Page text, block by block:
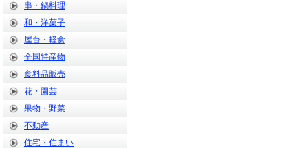
串・鍋料理
和・洋菓子
屋台・軽食
全国特産物
食料品販売
花・園芸
果物・野菜
不動産
住宅・住まい